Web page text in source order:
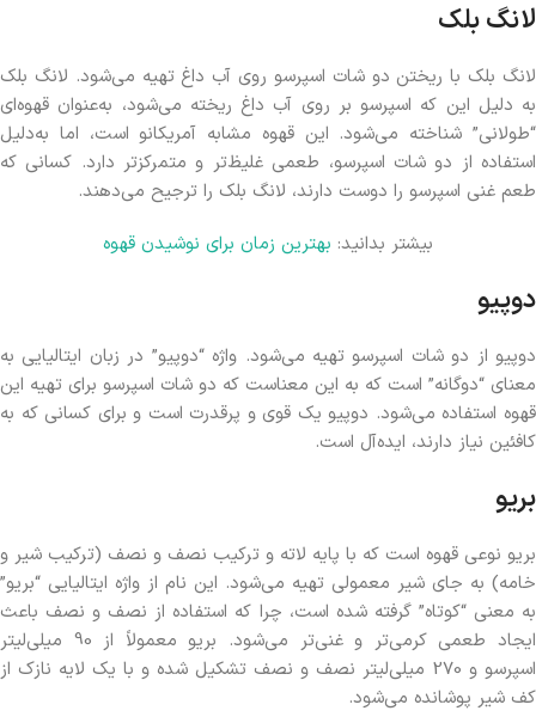
لانگ بلک
لانگ بلک با ریختن دو شات اسپرسو روی آب داغ تهیه می‌شود. لانگ بلک
به دلیل این که اسپرسو بر روی آب داغ ریخته می‌شود، به‌عنوان قهوه‌ای
“طولانی” شناخته می‌شود. این قهوه مشابه آمریکانو است، اما به‌دلیل
استفاده از دو شات اسپرسو، طعمی غلیظ‌تر و متمرکزتر دارد. کسانی که
طعم غنی اسپرسو را دوست دارند، لانگ بلک را ترجیح می‌دهند.
بیشتر بدانید: بهترین زمان برای نوشیدن قهوه
دوپیو
دوپیو از دو شات اسپرسو تهیه می‌شود. واژه “دوپیو” در زبان ایتالیایی به
معنای “دوگانه” است که به این معناست که دو شات اسپرسو برای تهیه این
قهوه استفاده می‌شود. دوپیو یک قوی و پرقدرت است و برای کسانی که به
کافئین نیاز دارند، ایده‌آل است.
بریو
بریو نوعی قهوه است که با پایه لاته و ترکیب نصف و نصف (ترکیب شیر و
خامه) به جای شیر معمولی تهیه می‌شود. این نام از واژه ایتالیایی “بریو”
به معنی “کوتاه” گرفته شده است، چرا که استفاده از نصف و نصف باعث
ایجاد طعمی کرمی‌تر و غنی‌تر می‌شود. بریو معمولاً از 90 میلی‌لیتر
اسپرسو و 270 میلی‌لیتر نصف و نصف تشکیل شده و با یک لایه نازک از
کف شیر پوشانده می‌شود.